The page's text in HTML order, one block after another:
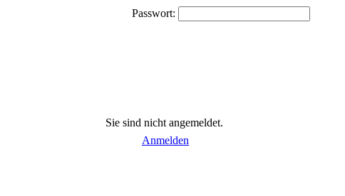
Passwort:
Sie sind nicht angemeldet.
Anmelden